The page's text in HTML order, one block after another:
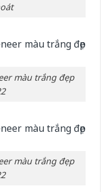
màu trắng đẹp
màu trắng đẹp